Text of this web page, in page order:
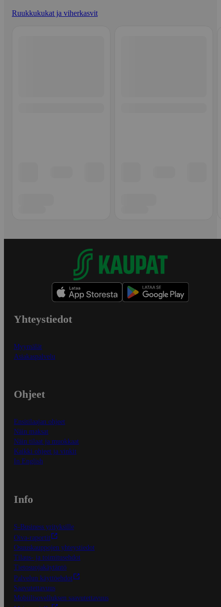
Ruukkukukat ja viherkasvit
Yhteystiedot
Myymälät
Asiakaspalvelu
Ohjeet
Ensitilaajan ohjeet
Näin maksat
Näin tilaat ja muokkaat
Kaikki ohjeet ja vinkit
In English
Info
S-Business yrityksille
Oiva-raportit
Osuuskauppojen yhteystiedot
Tilaus- ja toimitusehdot
Tietosuojakäytäntö
Palvelun käyttöehdot
Saavutettavuus
Mobiilisovelluksen saavutettavuus